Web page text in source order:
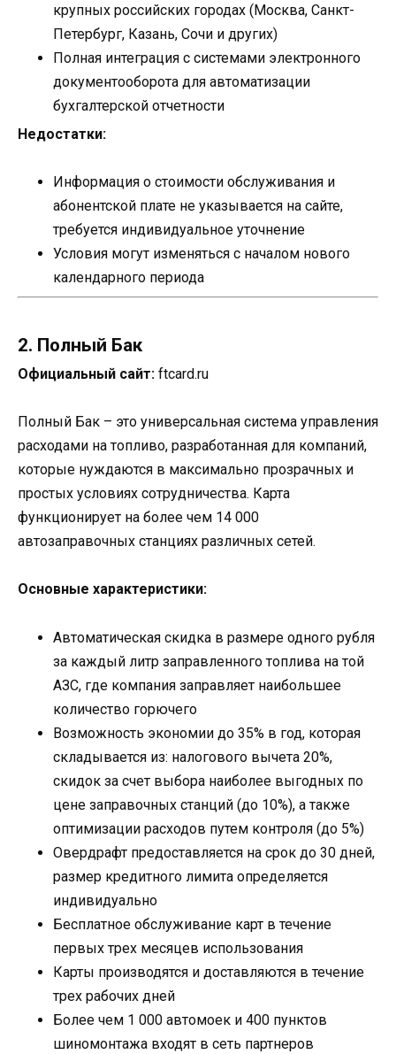
крупных российских городах (Москва, Санкт-
Петербург, Казань, Сочи и других)
Полная интеграция с системами электронного
документооборота для автоматизации
бухгалтерской отчетности
Недостатки:
Информация о стоимости обслуживания и
абонентской плате не указывается на сайте,
требуется индивидуальное уточнение
Условия могут изменяться с началом нового
календарного периода
2. Полный Бак
Официальный сайт: ftcard.ru
Полный Бак – это универсальная система управления
расходами на топливо, разработанная для компаний,
которые нуждаются в максимально прозрачных и
простых условиях сотрудничества. Карта
функционирует на более чем 14 000
автозаправочных станциях различных сетей.
Основные характеристики:
Автоматическая скидка в размере одного рубля
за каждый литр заправленного топлива на той
АЗС, где компания заправляет наибольшее
количество горючего
Возможность экономии до 35% в год, которая
складывается из: налогового вычета 20%,
скидок за счет выбора наиболее выгодных по
цене заправочных станций (до 10%), а также
оптимизации расходов путем контроля (до 5%)
Овердрафт предоставляется на срок до 30 дней,
размер кредитного лимита определяется
индивидуально
Бесплатное обслуживание карт в течение
первых трех месяцев использования
Карты производятся и доставляются в течение
трех рабочих дней
Более чем 1 000 автомоек и 400 пунктов
шиномонтажа входят в сеть партнеров